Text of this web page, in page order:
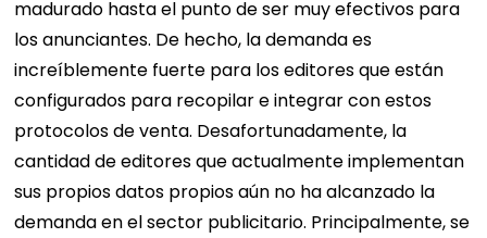
madurado hasta el punto de ser muy efectivos para
los anunciantes. De hecho, la demanda es
increíblemente fuerte para los editores que están
configurados para recopilar e integrar con estos
protocolos de venta. Desafortunadamente, la
cantidad de editores que actualmente implementan
sus propios datos propios aún no ha alcanzado la
demanda en el sector publicitario. Principalmente, se